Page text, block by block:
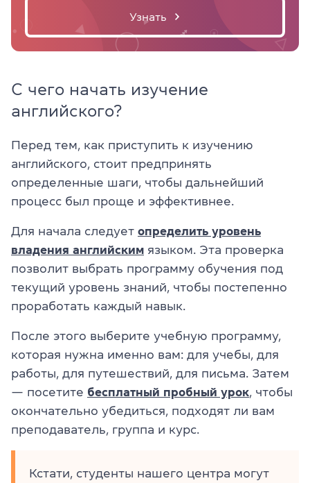
Узнать
С чего начать изучение
английского?
Перед тем, как приступить к изучению
английского, стоит предпринять
определенные шаги, чтобы дальнейший
процесс был проще и эффективнее.
Для начала следует определить уровень
владения английским языком. Эта проверка
позволит выбрать программу обучения под
текущий уровень знаний, чтобы постепенно
проработать каждый навык.
После этого выберите учебную программу,
которая нужна именно вам: для учебы, для
работы, для путешествий, для письма. Затем
— посетите бесплатный пробный урок , чтобы
окончательно убедиться, подходят ли вам
преподаватель, группа и курс.
Кстати, студенты нашего центра могут